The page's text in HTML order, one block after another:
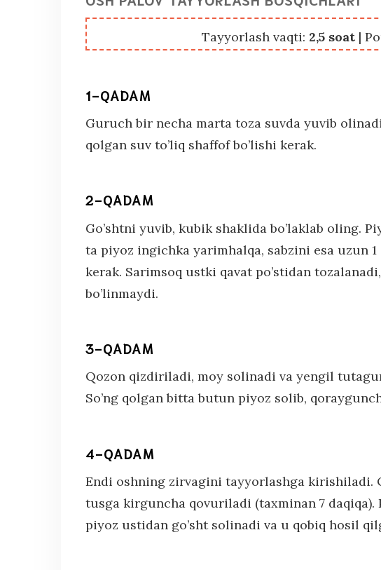
Tayyorlash vaqti: 2,5 soat|
1-QADAM
Guruch bir necha marta toza suvda yuvib
qolgan suv to’liq shaffof bo’lishi kerak.
2-QADAM
Go’shtni yuvib, kubik shaklida bo’laklab oling.
ta piyoz ingichka yarimhalqa, sabzini esa uzun
kerak. Sarimsoq ustki qavat po’stidan
bo’linmaydi.
3-QADAM
Qozon qizdiriladi, moy solinadi va yengil
So’ng qolgan bitta butun piyoz solib,
4-QADAM
Endi oshning zirvagini tayyorlashga kirishiladi.
tusga kirguncha qovuriladi (taxminan 7 daqiqa).
piyoz ustidan go’sht solinadi va u qobiq hosil